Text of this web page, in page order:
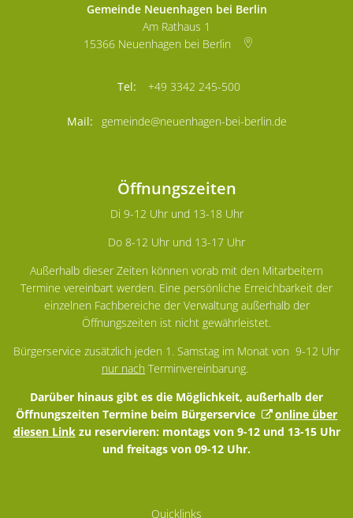
Gemeinde Neuenhagen bei Berlin
Am Rathaus 1
15366 Neuenhagen bei Berlin
+49 3342 245-500
gemeinde@neuenhagen-bei-berlin.de
Öffnungszeiten
Di 9-12 Uhr und 13-18 Uhr
Do 8-12 Uhr und 13-17 Uhr
Außerhalb dieser Zeiten können vorab mit den Mitarbeitern
Termine vereinbart werden. Eine persönliche Erreichbarkeit der
einzelnen Fachbereiche der Verwaltung außerhalb der
Öffnungszeiten ist nicht gewährleistet.
Bürgerservice zusätzlich jeden 1. Samstag im Monat von 9-12 Uhr
nur nach Terminvereinbarung.
Darüber hinaus gibt es die Möglichkeit, außerhalb der
Öffnungszeiten Termine beim Bürgerservice
online über
diesen Linkzu reservieren: montags von 9-12 und 13-15 Uhr
und freitags von 09-12 Uhr.
Quicklinks